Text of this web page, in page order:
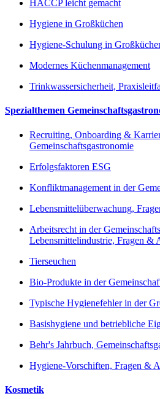
HACCP leicht gemacht
Hygiene in Großküchen
Hygiene-Schulung in
Modernes Küchenmanagement
Trinkwassersicherheit,
Spezialthemen
Recruiting, Onboarding &
Gemeinschaftsgastronomie
Erfolgsfaktoren ESG
Konfliktmanagement in der
Lebensmittelüberwachung,
Arbeitsrecht in der
Lebensmittelindustrie, Fragen &
Tierseuchen
Bio-Produkte in der
Typische Hygienefehler in der
Basishygiene und betriebliche
Behr's Jahrbuch,
Hygiene-Vorschiften, Fragen &
Kosmetik